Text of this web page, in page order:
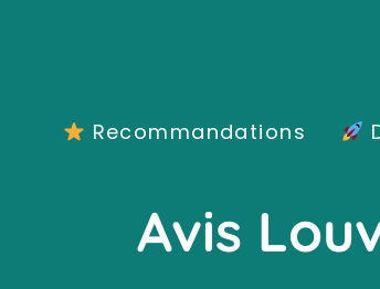
Recommandations
Avis